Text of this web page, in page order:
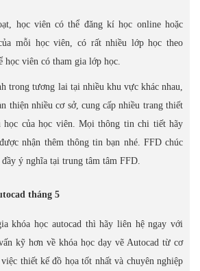
học viên có thể đăng kí học online hoặc
mỗi học viên, có rất nhiều lớp học theo
học viên có tham gia lớp học.
trong tương lai tại nhiều khu vực khác nhau,
thiện nhiều cơ sở, cung cấp nhiều trang thiết
học của học viên. Mọi thông tin chi tiết hãy
nhận thêm thông tin bạn nhé. FFD chúc
ý nghĩa tại trung tâm tâm FFD.
tháng 5
khóa học autocad thì hãy liên hệ ngay với
kỹ hơn về khóa học dạy vẽ Autocad từ cơ
thiết kế đồ họa tốt nhất và chuyên nghiệp